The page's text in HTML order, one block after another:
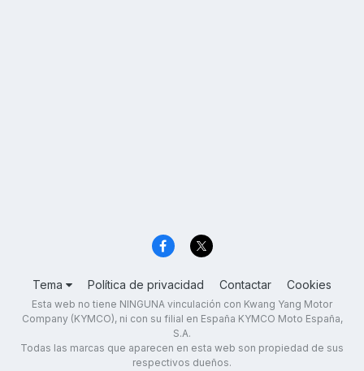
Tema Política de privacidad Contactar Cookies
Esta web no tiene NINGUNA vinculación con Kwang Yang Motor
Company (KYMCO), ni con su filial en España KYMCO Moto España,
S.A.
Todas las marcas que aparecen en esta web son propiedad de sus
respectivos dueños.